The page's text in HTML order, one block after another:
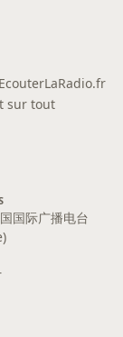
sur tout
国际广播电台